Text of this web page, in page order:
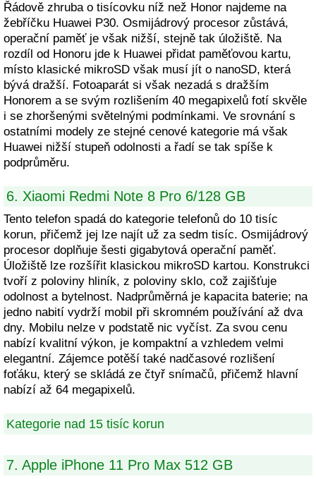
Řádově zhruba o tisícovku níž než Honor najdeme na
žebříčku Huawei P30. Osmijádrový procesor zůstává,
operační paměť je však nižší, stejně tak úložiště. Na
rozdíl od Honoru jde k Huawei přidat paměťovou kartu,
místo klasické mikroSD však musí jít o nanoSD, která
bývá dražší. Fotoaparát si však nezadá s dražším
Honorem a se svým rozlišením 40 megapixelů fotí skvěle
i se zhoršenými světelnými podmínkami. Ve srovnání s
ostatními modely ze stejné cenové kategorie má však
Huawei nižší stupeň odolnosti a řadí se tak spíše k
podprůměru.
6. Xiaomi Redmi Note 8 Pro 6/128 GB
Tento telefon spadá do kategorie telefonů do 10 tisíc
korun, přičemž jej lze najít už za sedm tisíc. Osmijádrový
procesor doplňuje šesti gigabytová operační paměť.
Úložiště lze rozšířit klasickou mikroSD kartou. Konstrukci
tvoří z poloviny hliník, z poloviny sklo, což zajišťuje
odolnost a bytelnost. Nadprůměrná je kapacita baterie; na
jedno nabití vydrží mobil při skromném používání až dva
dny. Mobilu nelze v podstatě nic vyčíst. Za svou cenu
nabízí kvalitní výkon, je kompaktní a vzhledem velmi
elegantní. Zájemce potěší také nadčasové rozlišení
foťáku, který se skládá ze čtyř snímačů, přičemž hlavní
nabízí až 64 megapixelů.
Kategorie nad 15 tisíc korun
7. Apple iPhone 11 Pro Max 512 GB